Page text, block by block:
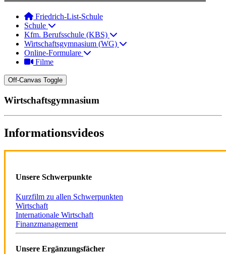
Friedrich-List-Schule
Schule
Kfm. Berufsschule (KBS)
Wirtschaftsgymnasium (WG)
Online-Formulare
Filme
Off-Canvas Toggle
Wirtschaftsgymnasium
Informationsvideos
Unsere Schwerpunkte
Kurzfilm zu allen Schwerpunkten
Wirtschaft
Internationale Wirtschaft
Finanzmanagement
Unsere Ergänzungsfächer